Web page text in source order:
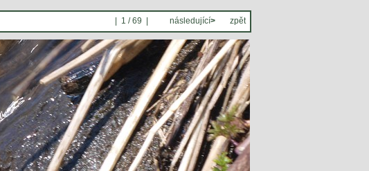
| 1 / 69 | následující> zpět